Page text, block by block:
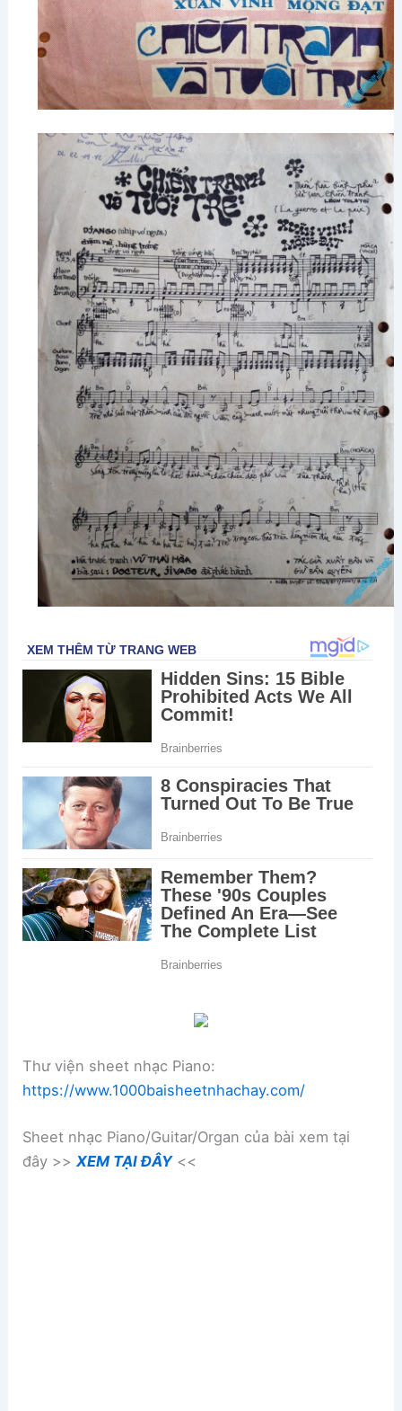
Thư viện sheet nhạc Piano:
https://www.1000baisheetnhachay.com/
Sheet nhạc Piano/Guitar/Organ của bài xem tại
đây >>XEM TẠI ĐÂY<<